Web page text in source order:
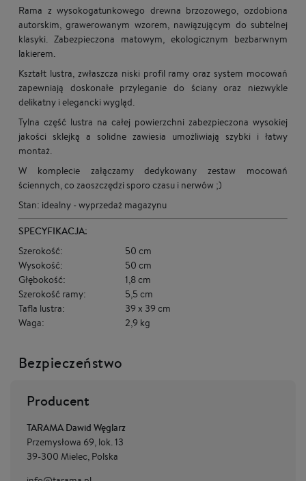
Rama z wysokogatunkowego drewna brzozowego, ozdobiona
autorskim, grawerowanym wzorem, nawiązującym do subtelnej
klasyki. Zabezpieczona matowym, ekologicznym bezbarwnym
lakierem.
Kształt lustra, zwłaszcza niski profil ramy oraz system mocowań
zapewniają doskonałe przyleganie do ściany oraz niezwykle
delikatny i elegancki wygląd.
Tylna część lustra na całej powierzchni zabezpieczona wysokiej
jakości sklejką a solidne zawiesia umożliwiają szybki i łatwy
montaż.
W komplecie załączamy dedykowany zestaw mocowań
ściennych, co zaoszczędzi sporo czasu i nerwów ;)
Stan: idealny - wyprzedaż magazynu
SPECYFIKACJA:
Szerokość:
50 cm
Wysokość:
50 cm
Głębokość:
1,8 cm
Szerokość ramy:
5,5 cm
Tafla lustra:
39 x 39 cm
Waga:
2,9 kg
Bezpieczeństwo
Producent
TARAMA Dawid Węglarz
Przemysłowa 69, lok. 13
39-300 Mielec, Polska